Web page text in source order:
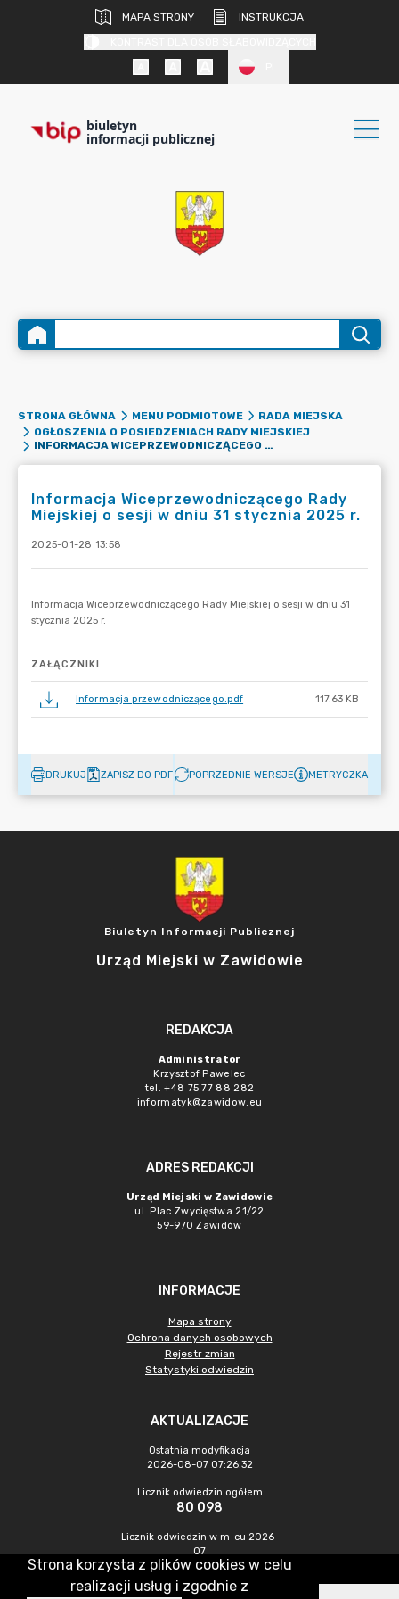
MAPA STRONY
INSTRUKCJA
biuletyn
informacji publicznej
STRONA GŁÓWNA MENU PODMIOTOWE
RADA MIEJSKA
OGŁOSZENIA O POSIEDZENIACH RADY MIEJSKIEJ
INFORMACJA WICEPRZEWODNICZĄCEGO RADY MIEJSKIEJ O SESJI W DNIU 31 STYCZNIA 2025 R.
Informacja Wiceprzewodniczącego Rady
Miejskiej o sesji w dniu 31 stycznia 2025 r.
2025-01-28 13:58
ZAŁĄCZNIKI
Informacja przewodniczącego.pdf 117.63 KB
DRUKUJ ZAPISZ DO PDF POPRZEDNIE WERSJE METRYCZKA
Biuletyn Informacji Publicznej
Urząd Miejski w Zawidowie
REDAKCJA
Administrator
Krzysztof Pawelec
tel. +48 75 77 88 282
informatyk@zawidow.eu
ADRES REDAKCJI
Urząd Miejski w Zawidowie
ul. Plac Zwycięstwa 21/22
59-970 Zawidów
INFORMACJE
Mapa strony
Ochrona danych osobowych
Rejestr zmian
Statystyki odwiedzin
AKTUALIZACJE
Ostatnia modyfikacja
2026-08-07 07:26:32
Licznik odwiedzin ogółem
80 098
Licznik odwiedzin w m-cu 2026-
07
216
Strona korzysta z plików cookies w celu
realizacji usług i zgodnie z